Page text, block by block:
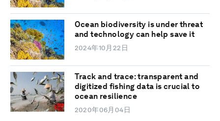
Ocean biodiversity is under threat
and technology can help save it
2024年10月22日
Track and trace: transparent and
digitized fishing data is crucial to
ocean resilience
2020年06月04日